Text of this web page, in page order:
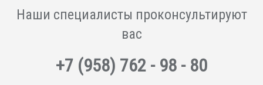
Наши специалисты проконсультируют
вас
+7 (958) 762 - 98 - 80